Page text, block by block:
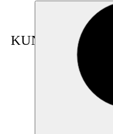
KUNSTENAAR